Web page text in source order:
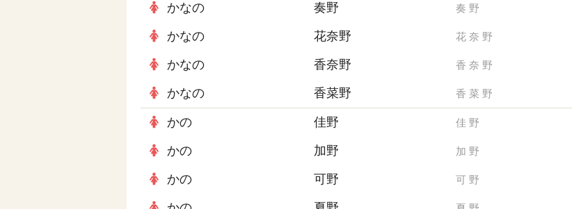
かなの 奏野 奏 野
かなの 花奈野 花 奈 野
かなの 香奈野 香 奈 野
かなの 香菜野 香 菜 野
かの 佳野 佳 野
かの 加野 加 野
かの 可野 可 野